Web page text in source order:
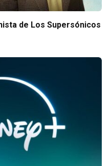
de Los Supersónicos